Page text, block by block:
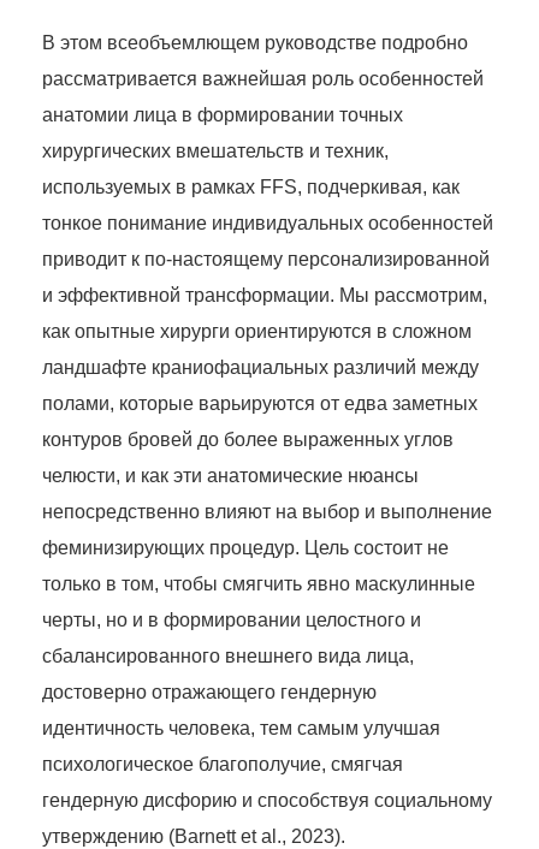
В этом всеобъемлющем руководстве подробно
рассматривается важнейшая роль особенностей
анатомии лица в формировании точных
хирургических вмешательств и техник,
используемых в рамках FFS, подчеркивая, как
тонкое понимание индивидуальных особенностей
приводит к по-настоящему персонализированной
и эффективной трансформации. Мы рассмотрим,
как опытные хирурги ориентируются в сложном
ландшафте краниофациальных различий между
полами, которые варьируются от едва заметных
контуров бровей до более выраженных углов
челюсти, и как эти анатомические нюансы
непосредственно влияют на выбор и выполнение
феминизирующих процедур. Цель состоит не
только в том, чтобы смягчить явно маскулинные
черты, но и в формировании целостного и
сбалансированного внешнего вида лица,
достоверно отражающего гендерную
идентичность человека, тем самым улучшая
психологическое благополучие, смягчая
гендерную дисфорию и способствуя социальному
утверждению (Barnett et al., 2023).